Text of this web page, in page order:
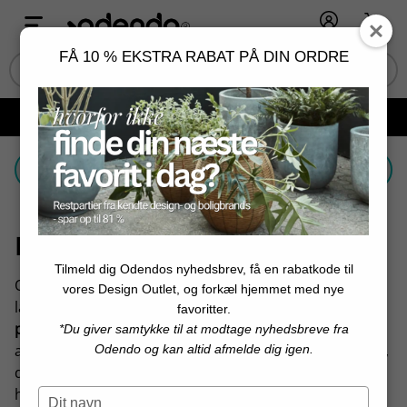
Kurv
Fri fragt ved køb over 599 kr. og minimum 2 varer 📦
Vælg et filter
Puder og plaider
Opdag vores brede udvalg afpuder og plaiderfra en
lang række fede brands. Når der nævnes
plaider,associeres det med det samme med hyggelige
aftener, om det er i sofaen, på terrassen eller i sengen,
det er så spørgsmålet. Gå på jagt i vores udvalg
herunder, og gør det uden at bekymre dig om prisen.
FÅ 10 % EKSTRA RABAT PÅ DIN ORDRE
Tilmeld dig Odendos nyhedsbrev, få en rabatkode til
vores Design Outlet, og forkæl hjemmet med nye
favoritter.
*Du giver samtykke til at modtage nyhedsbreve fra
Odendo og kan altid afmelde dig igen.
Type